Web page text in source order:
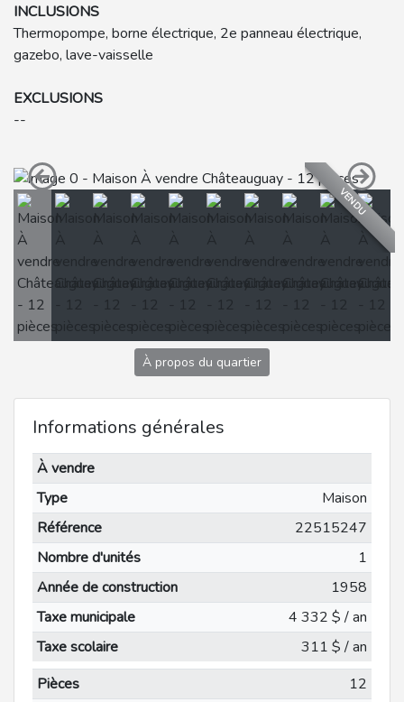
INCLUSIONS
Thermopompe, borne électrique, 2e panneau électrique,
gazebo, lave-vaisselle
EXCLUSIONS
--
VENDU
À propos du quartier
Informations générales
À vendre
Type
Maison
Référence
22515247
Nombre d'unités
1
Année de construction
1958
Taxe municipale
4 332 $ / an
Taxe scolaire
311 $ / an
Pièces
12